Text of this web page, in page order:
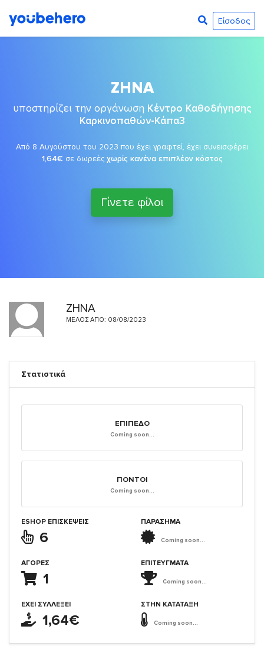
Είσοδος
ΖΗΝΑ
υποστηρίζει την οργάνωση Κέντρο Καθοδήγησης
Καρκινοπαθών-Κάπα3
Από 8 Αυγούστου του 2023 που έχει γραφτεί, έχει συνεισφέρει
1,64€ σε δωρεές χωρίς κανένα επιπλέον κόστος
Γίνετε φίλοι
ΖΗΝΑ
ΜΈΛΟΣ ΑΠΌ: 08/08/2023
Στατιστικά
ΕΠΊΠΕΔΟ
Coming soon...
ΠΌΝΤΟΙ
Coming soon...
ESHOP ΕΠΙΣΚΈΨΕΙΣ
6
ΑΓΟΡΈΣ
1
ΈΧΕΙ ΣΥΛΛΈΞΕΙ
1,64€
ΠΑΡΑΣΗΜΑ
Coming soon...
ΕΠΙΤΕΎΓΜΑΤΑ
Coming soon...
ΣΤΗΝ ΚΑΤΆΤΑΞΗ
Coming soon...